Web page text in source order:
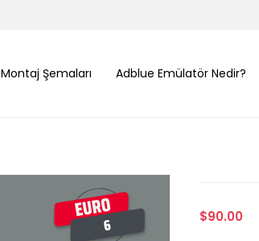
Montaj Şemaları Adblue Emülatör Nedir?
$90.00